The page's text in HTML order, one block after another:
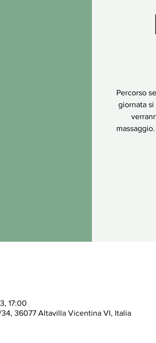
Percorso
giornata
17:00
36077 Altavilla Vicentina VI, Italia